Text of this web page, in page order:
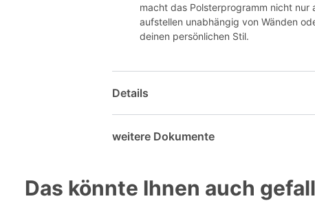
macht das Polsterprogramm nicht nur
aufstellen unabhängig von Wänden
deinen persönlichen Stil.
Details
weitere Dokumente
Das könnte Ihnen auch